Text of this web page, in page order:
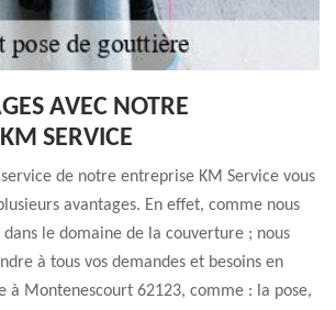
AVEC NOTRE
SERVICE
de notre entreprise KM Service vous
avantages. En effet, comme nous
dans le domaine de la couverture ; nous
à tous vos demandes et besoins en
à Montenescourt 62123, comme : la pose,